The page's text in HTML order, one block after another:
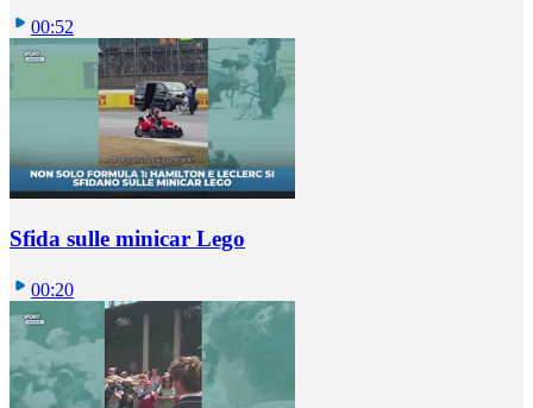
00:52
Sfida sulle minicar Lego
00:20